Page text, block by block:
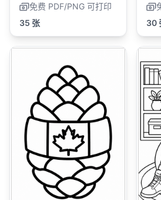
免费 PDF/PNG 可打印
35 张
30